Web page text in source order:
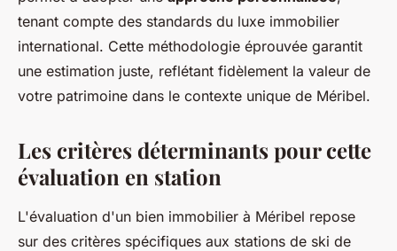
tenant compte des standards du luxe immobilier
international. Cette méthodologie éprouvée garantit
une estimation juste, reflétant fidèlement la valeur de
votre patrimoine dans le contexte unique de Méribel.
Les critères déterminants pour cette
évaluation en station
L'évaluation d'un bien immobilier à Méribel repose
sur des critères spécifiques aux stations de ski de